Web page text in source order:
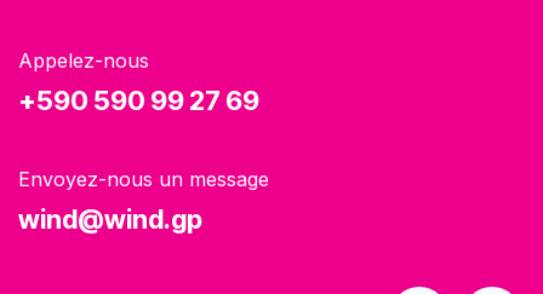
Appelez-nous
+590 590 99 27 69
Envoyez-nous un message
wind@wind.gp